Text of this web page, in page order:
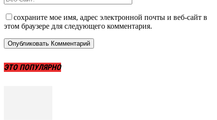
сохраните мое имя, адрес электронной почты и веб-сайт в
этом браузере для следующего комментария.
ЭТО ПОПУЛЯРНО